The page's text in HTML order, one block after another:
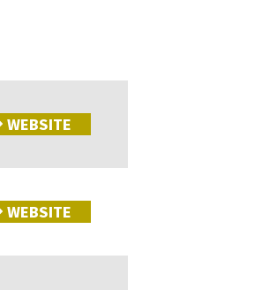
WEBSITE
WEBSITE